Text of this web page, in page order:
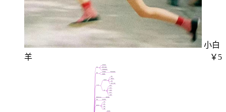
小白
羊
￥5